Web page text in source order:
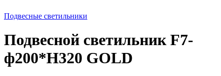
Подвесные светильники
Подвесной светильник F7-
ф200*H320 GOLD